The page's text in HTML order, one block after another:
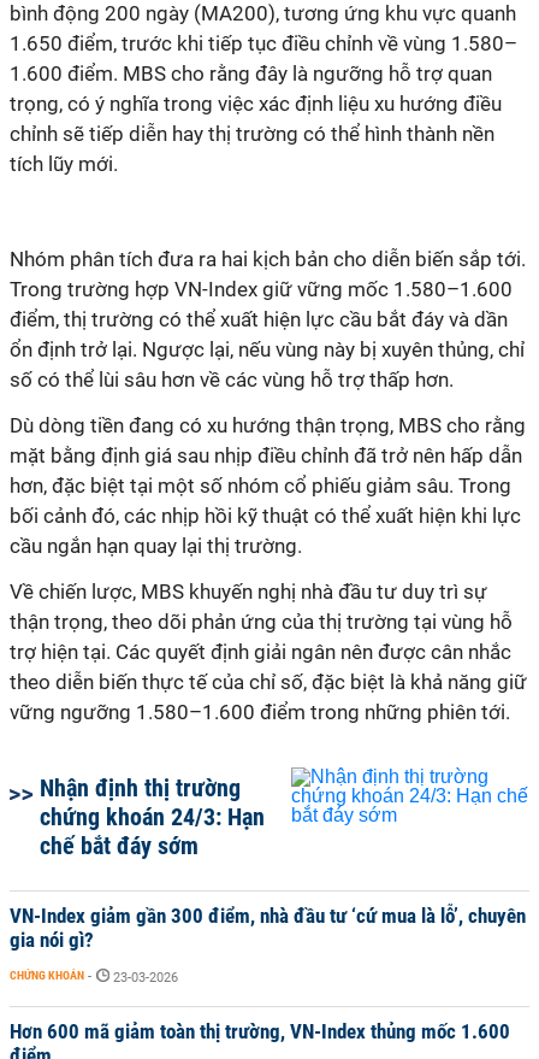
bình động 200 ngày (MA200), tương ứng khu vực quanh
1.650 điểm, trước khi tiếp tục điều chỉnh về vùng 1.580–
1.600 điểm. MBS cho rằng đây là ngưỡng hỗ trợ quan
trọng, có ý nghĩa trong việc xác định liệu xu hướng điều
chỉnh sẽ tiếp diễn hay thị trường có thể hình thành nền
tích lũy mới.
Nhóm phân tích đưa ra hai kịch bản cho diễn biến sắp tới.
Trong trường hợp VN-Index giữ vững mốc 1.580–1.600
điểm, thị trường có thể xuất hiện lực cầu bắt đáy và dần
ổn định trở lại. Ngược lại, nếu vùng này bị xuyên thủng, chỉ
số có thể lùi sâu hơn về các vùng hỗ trợ thấp hơn.
Dù dòng tiền đang có xu hướng thận trọng, MBS cho rằng
mặt bằng định giá sau nhịp điều chỉnh đã trở nên hấp dẫn
hơn, đặc biệt tại một số nhóm cổ phiếu giảm sâu. Trong
bối cảnh đó, các nhịp hồi kỹ thuật có thể xuất hiện khi lực
cầu ngắn hạn quay lại thị trường.
Về chiến lược, MBS khuyến nghị nhà đầu tư duy trì sự
thận trọng, theo dõi phản ứng của thị trường tại vùng hỗ
trợ hiện tại. Các quyết định giải ngân nên được cân nhắc
theo diễn biến thực tế của chỉ số, đặc biệt là khả năng giữ
vững ngưỡng 1.580–1.600 điểm trong những phiên tới.
Nhận định thị trường
chứng khoán 24/3: Hạn
chế bắt đáy sớm
VN-Index giảm gần 300 điểm, nhà đầu tư ‘cứ mua là lỗ’, chuyên
gia nói gì?
CHỨNG KHOÁN - 23-03-2026
Hơn 600 mã giảm toàn thị trường, VN-Index thủng mốc 1.600